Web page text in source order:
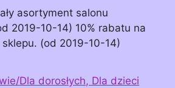
asortyment salonu
2019-10-14) 10% rabatu na
sklepu. (od 2019-10-14)
Dla dorosłych, Dla dzieci